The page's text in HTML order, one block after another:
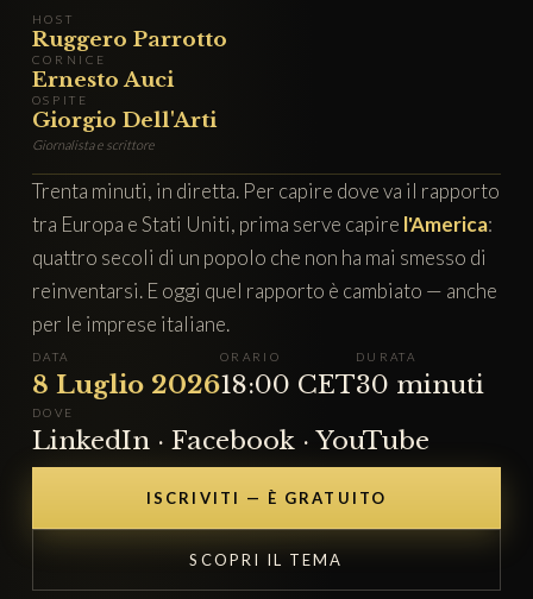
HOST
Ruggero Parrotto
CORNICE
Ernesto Auci
OSPITE
Giorgio Dell'Arti
Giornalista e scrittore
Trenta minuti, in diretta. Per capire dove va il rapporto
tra Europa e Stati Uniti, prima serve capire l'America:
quattro secoli di un popolo che non ha mai smesso di
reinventarsi. E oggi quel rapporto è cambiato — anche
per le imprese italiane.
DATA
8 Luglio 2026
ORARIO
18:00 CET
DURATA
30 minuti
DOVE
LinkedIn · Facebook · YouTube
ISCRIVITI — È GRATUITO
SCOPRI IL TEMA